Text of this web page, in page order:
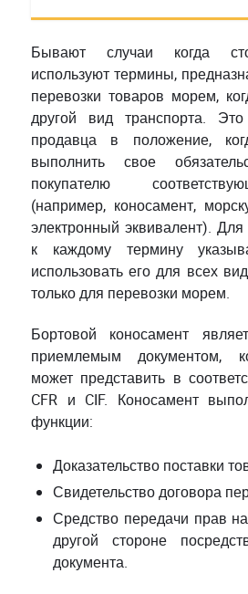
Бывают случаи когда
используют термины,
перевозки товаров морем,
другой вид транспорта.
продавца в положение,
выполнить свое
покупателю
(например, коносамент,
электронный эквивалент).
к каждому термину
использовать его для всех
только для перевозки морем.
Бортовой коносамент
приемлемым документом,
может представить в
CFR и CIF. Коносамент
функции:
Доказательство поставки
Свидетельство договора
Средство передачи прав
другой стороне
документа.